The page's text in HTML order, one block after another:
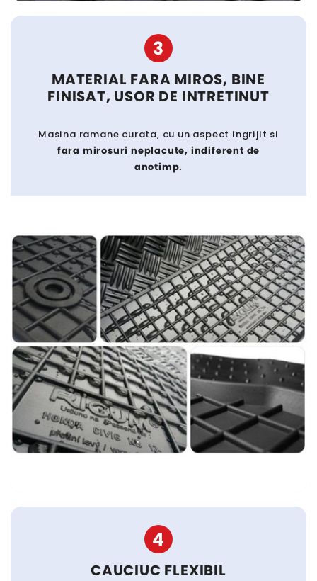
3
MATERIAL FARA MIROS, BINE
FINISAT, USOR DE INTRETINUT
Masina ramane curata, cu un aspect ingrijit si
fara mirosuri neplacute, indiferent de
anotimp.
4
CAUCIUC FLEXIBIL